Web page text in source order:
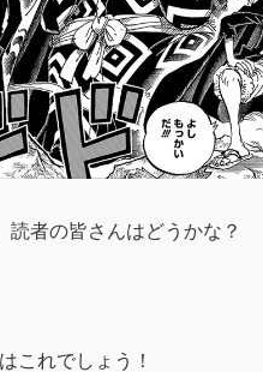
者の皆さんはどうかな？
これでしょう！